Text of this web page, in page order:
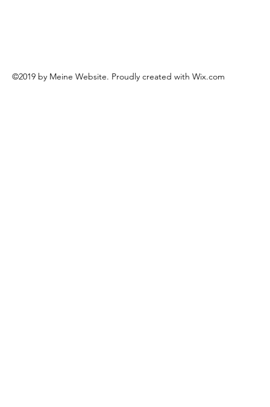
©2019 by Meine Website. Proudly created with Wix.com